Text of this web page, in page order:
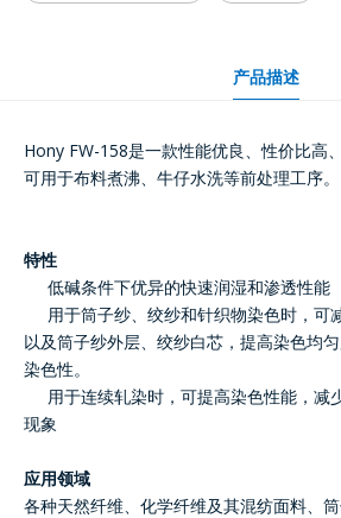
产品描述
Hony FW-158是一款性能优良、性价比高
可用于布料煮沸、牛仔水洗等前处理工序。
特
低碱条件下优异的快速润湿
用于筒子纱、绞纱和针织物染色时，可
以及筒子纱外层、绞纱白芯，提高染色均
染色性。
用于连续轧染时，可提高染色性能，减
现象
应用领域
各种天然纤维、化学纤维及其混纺面料、